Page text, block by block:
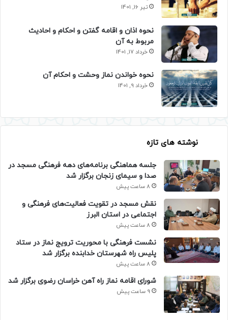
تیر 16, 1401
نحوه اذان و اقامه گفتن و احکام و احادیث
مربوط به آن
خرداد 17, 1401
نحوه خواندن نماز وحشت و احکام آن
خرداد 9, 1401
نوشته های تازه
جلسه هماهنگی برنامه‌های دهه فرهنگی مسجد در
صدا و سیمای زنجان برگزار شد
8 ساعت پیش
نقش مسجد در تقویت فعالیت‌های فرهنگی و
اجتماعی در استان البرز
8 ساعت پیش
نشست فرهنگی با محوریت ترویج نماز در ستاد
پلیس راه شهرستان خدابنده برگزار شد
8 ساعت پیش
شورای اقامه نماز راه آهن خراسان رضوی برگزار شد
9 ساعت پیش